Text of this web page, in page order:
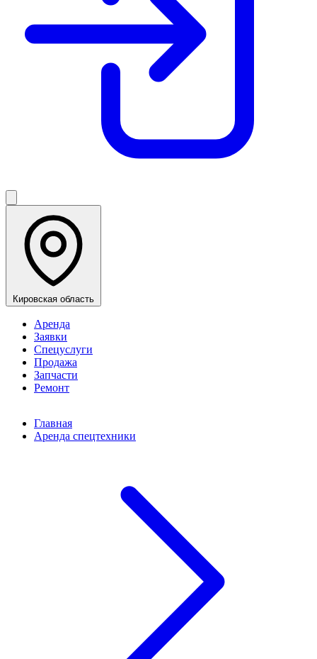
Кировская область
Аренда
Заявки
Спецуслуги
Продажа
Запчасти
Ремонт
Главная
Аренда спецтехники